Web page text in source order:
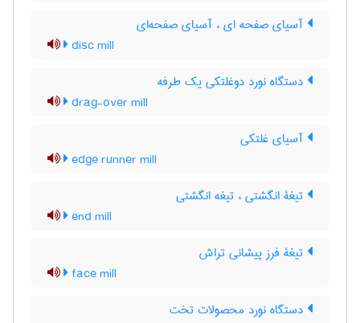
آسیای صفحه ای ، آسیای صفحه‌ای
disc mill
دستگاه نورد دوغلتکی یک طرفه
drag-over mill
آسیای غلتکی
edge runner mill
تیغۀ انگشتی ، تیغه انگشتی
end mill
تیغۀ فرز پیشانی تراش
face mill
دستگاه نورد محصولات تخت